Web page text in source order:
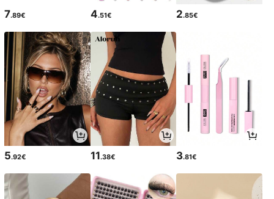
7.89€ 4.51€ 2.85€
5.92€ 11.38€ 3.81€